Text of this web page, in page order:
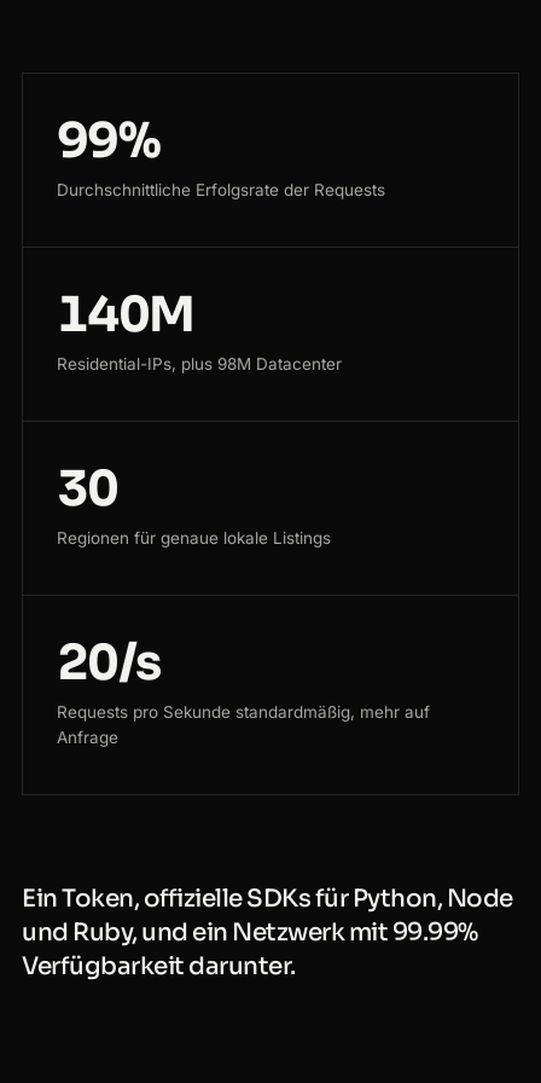
99%
Durchschnittliche Erfolgsrate der Requests
140M
Residential-IPs, plus 98M Datacenter
30
Regionen für genaue lokale Listings
20/s
Requests pro Sekunde standardmäßig, mehr auf
Anfrage
Ein Token, offizielle SDKs für Python, Node
und Ruby, und ein Netzwerk mit 99.99%
Verfügbarkeit darunter.